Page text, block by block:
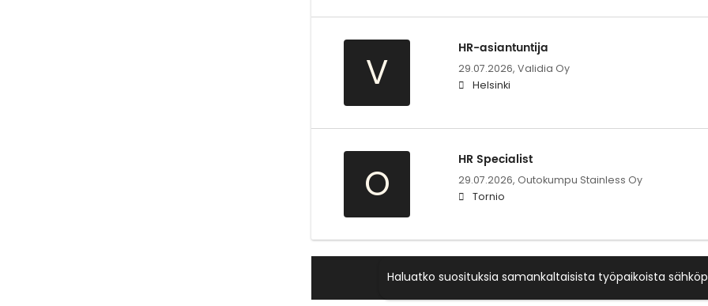
V
HR-asiantuntija
29.07.2026, Validia Oy
Helsinki
O
HR Specialist
29.07.2026, Outokumpu Stainless Oy
Tornio
Haluatko suosituksia samankaltaisista työpaikoista